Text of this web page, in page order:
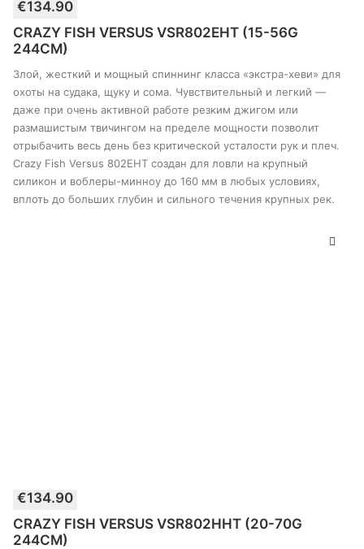
€134.90
CRAZY FISH VERSUS VSR802EHT (15-56G
244CM)
Злой, жесткий и мощный спиннинг класса «экстра-хеви» для
охоты на судака, щуку и сома. Чувствительный и легкий —
даже при очень активной работе резким джигом или
размашистым твичингом на пределе мощности позволит
отрыбачить весь день без критической усталости рук и плеч.
Crazy Fish Versus 802EHT создан для ловли на крупный
силикон и воблеры-минноу до 160 мм в любых условиях,
вплоть до больших глубин и сильного течения крупных рек.
€134.90
CRAZY FISH VERSUS VSR802HHT (20-70G
244CM)